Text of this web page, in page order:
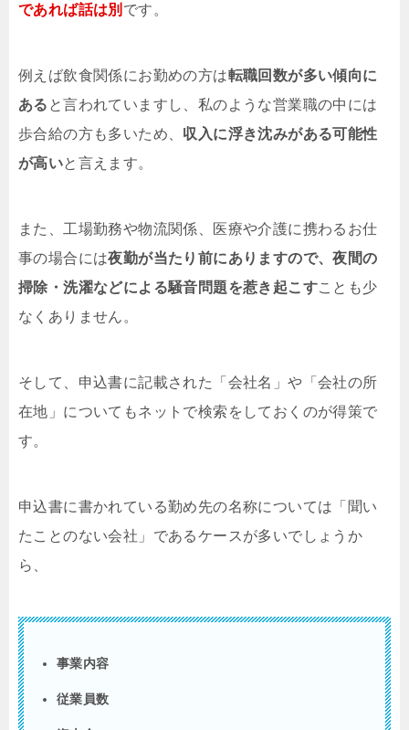
であれば話は別 です。
例えば飲食関係にお勤めの方は転職回数が多い傾向に
ある と言われていますし、私のような営業職の中には
歩合給の方も多いため、 収入に浮き沈みがある可能性
が高いと言えます。
また、工場勤務や物流関係、医療や介護に携わるお仕
事の場合には夜勤が当たり前にありますので、夜間の
掃除・洗濯などによる騒音問題を惹き起こすことも少
なくありません。
そして、申込書に記載された「会社名」や「会社の所
在地」についてもネットで検索をしておくのが得策で
す。
申込書に書かれている勤め先の名称については「聞い
たことのない会社」であるケースが多いでしょうか
ら、
事業内容
従業員数